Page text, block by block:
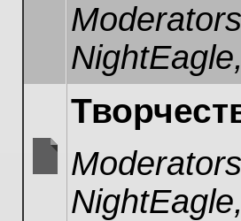
NightEagle,
unreadNightEagle,